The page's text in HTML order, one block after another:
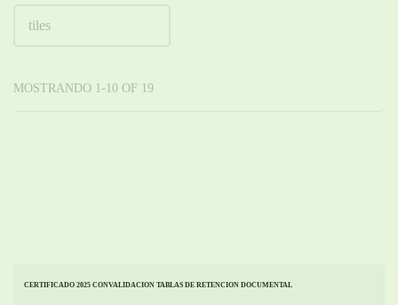
MOSTRANDO 1-10 OF 19
CERTIFICADO 2025 CONVALIDACION TABLAS DE RETENCION DOCUMENTAL